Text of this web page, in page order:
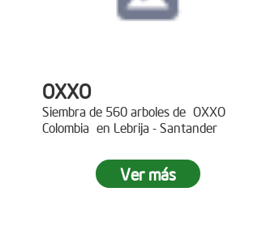
Descripción
DINISSANpor plantar 400
OXXO
Siembra de 560 arboles de OXXO
Colombia en Lebrija - Santander
Ver más